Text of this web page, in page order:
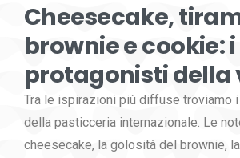
Cheesecake,
brownie e cookie:
protagonisti della
Tra le ispirazioni più diffuse troviamo
della pasticceria internazionale. Le
cheesecake, la golosità del brownie,